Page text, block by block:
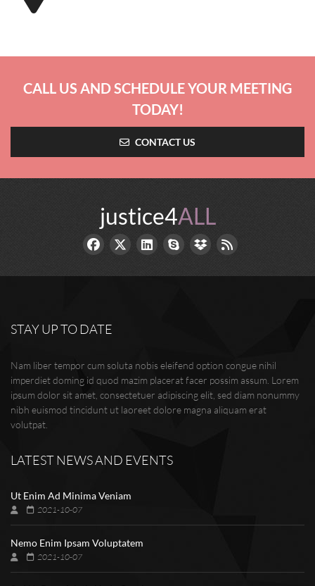
CALL US AND SCHEDULE YOUR MEETING
TODAY!
CONTACT US
justice4ALL
STAY UP TO DATE
Nam liber tempor cum soluta nobis eleifend option congue nihil
imperdiet doming id quod mazim placerat facer possim assum. Lorem
ipsum dolor sit amet, consectetuer adipiscing elit, sed diam nonummy
nibh euismod tincidunt ut laoreet dolore magna aliquam erat
volutpat.
LATEST NEWS AND EVENTS
Ut Enim Ad Minima Veniam
2021-10-07
Nemo Enim Ipsam Voluptatem
2021-10-07